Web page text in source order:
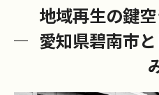
地域再生の鍵
愛知県碧南市